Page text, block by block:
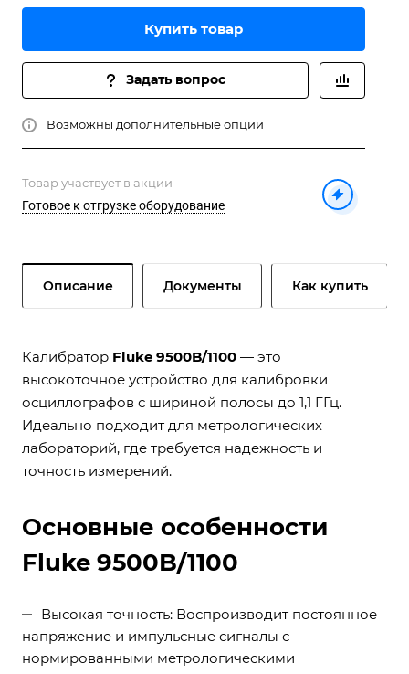
Купить товар
Задать вопрос
Возможны дополнительные опции
Товар участвует в акции
Готовое к отгрузке оборудование
Описание Документы Как купить
Калибратор Fluke 9500B/1100 — это
высокоточное устройство для калибровки
осциллографов с шириной полосы до 1,1 ГГц.
Идеально подходит для метрологических
лабораторий, где требуется надежность и
точность измерений.
Основные особенности
Fluke 9500B/1100
Высокая точность: Воспроизводит постоянное
напряжение и импульсные сигналы с
нормированными метрологическими